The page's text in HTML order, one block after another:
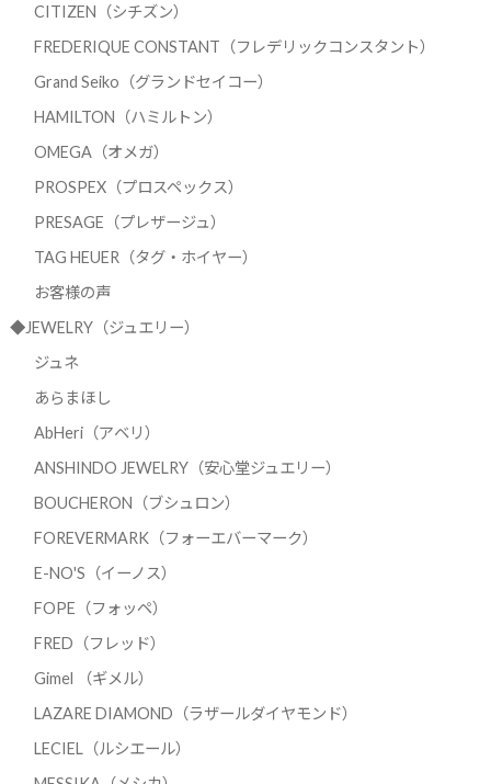
CITIZEN（シチズン）
FREDERIQUE CONSTANT（フレデリックコンスタント）
Grand Seiko（グランドセイコー）
HAMILTON（ハミルトン）
OMEGA（オメガ）
PROSPEX（プロスペックス）
PRESAGE（プレザージュ）
TAG HEUER（タグ・ホイヤー）
お客様の声
◆JEWELRY（ジュエリー）
ジュネ
あらまほし
AbHeri（アベリ）
ANSHINDO JEWELRY（安心堂ジュエリー）
BOUCHERON（ブシュロン）
FOREVERMARK（フォーエバーマーク）
E-NO'S（イーノス）
FOPE（フォッペ）
FRED（フレッド）
Gimel （ギメル）
LAZARE DIAMOND（ラザールダイヤモンド）
LECIEL（ルシエール）